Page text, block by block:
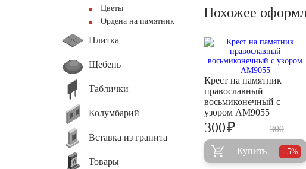
Цветы
Ордена на памятник
Плитка
Щебень
Таблички
Колумбарий
Вставка из гранита
Товары
Похожее
Крест на памятник
православный
восьмиконечный с
узором AM9055
300
300₽
Купить 5%